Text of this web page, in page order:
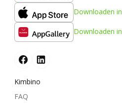
Downloaden in
Downloaden in
Kimbino
FAQ